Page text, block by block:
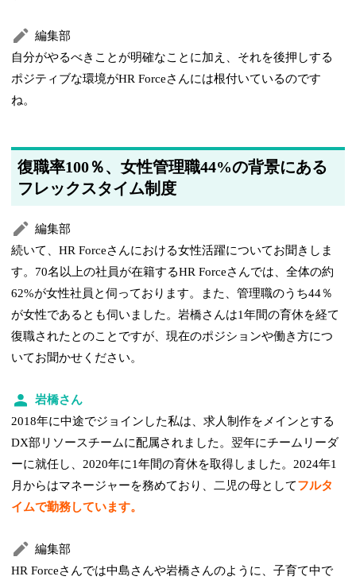
編集部
自分がやるべきことが明確なことに加え、それを後押しする
ポジティブな環境がHR Forceさんには根付いているのです
ね。
復職率100％、女性管理職44%の背景にある
フレックスタイム制度
編集部
続いて、HR Forceさんにおける女性活躍についてお聞きしま
す。70名以上の社員が在籍するHR Forceさんでは、全体の約
62%が女性社員と伺っております。また、管理職のうち44％
が女性であるとも伺いました。岩橋さんは1年間の育休を経て
復職されたとのことですが、現在のポジションや働き方につ
いてお聞かせください。
岩橋さん
2018年に中途でジョインした私は、求人制作をメインとする
DX部リソースチームに配属されました。翌年にチームリーダ
ーに就任し、2020年に1年間の育休を取得しました。2024年1
月からはマネージャーを務めており、二児の母としてフルタ
イムで勤務しています。
編集部
HR Forceさんでは中島さんや岩橋さんのように、子育て中で